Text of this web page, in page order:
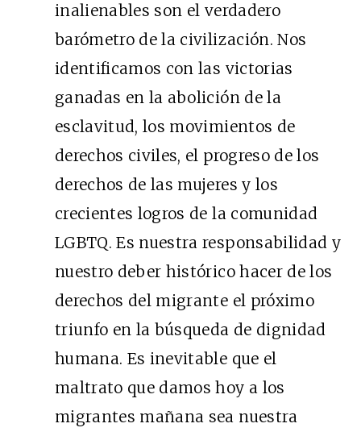
inalienables son el verdadero
barómetro de la civilización. Nos
identificamos con las victorias
ganadas en la abolición de la
esclavitud, los movimientos de
derechos civiles, el progreso de los
derechos de las mujeres y los
crecientes logros de la comunidad
LGBTQ. Es nuestra responsabilidad y
nuestro deber histórico hacer de los
derechos del migrante el próximo
triunfo en la búsqueda de dignidad
humana. Es inevitable que el
maltrato que damos hoy a los
migrantes mañana sea nuestra